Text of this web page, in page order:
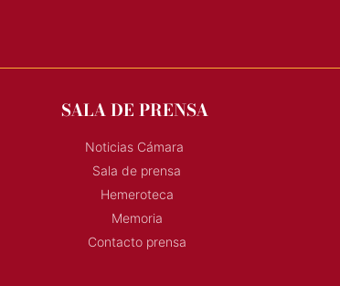
SALA DE PRENSA
Noticias Cámara
Sala de prensa
Hemeroteca
Memoria
Contacto prensa